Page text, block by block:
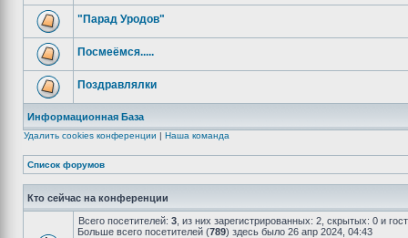
"Парад Уродов"
Посмеёмся.....
Поздравлялки
Информационная База
Удалить cookies конференции | Наша команда
Список форумов
Кто сейчас на конференции
Всего посетителей: 3 , из них зарегистрированных: 2, скрытых: 0 и
Больше всего посетителей (789) здесь было 26 апр 2024, 04:43